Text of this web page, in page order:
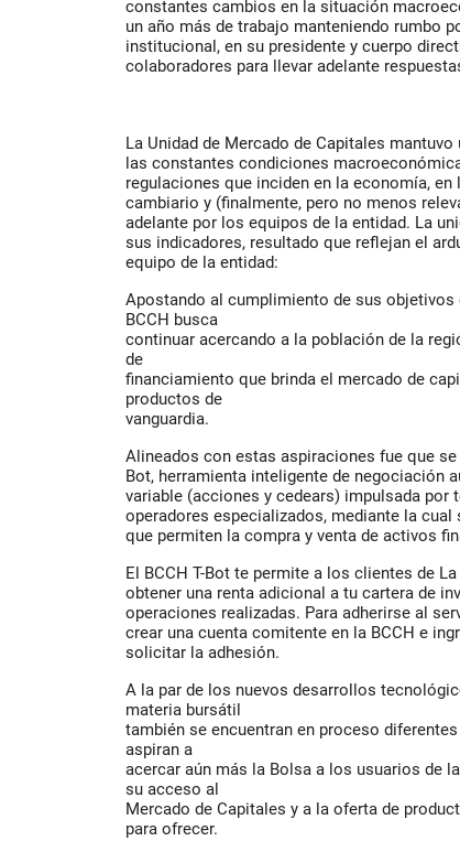
constantes cambios en la situación
un año más de trabajo manteniendo rumbo
institucional, en su presidente y cuerpo
colaboradores para llevar adelante
La Unidad de Mercado de Capitales
las constantes condiciones
regulaciones que inciden en la economía,
cambiario y (finalmente, pero no menos
adelante por los equipos de la entidad. La
sus indicadores, resultado que reflejan el
equipo de la entidad:
Apostando al cumplimiento de sus
BCCH busca
continuar acercando a la población de la
de
financiamiento que brinda el mercado de
productos de
vanguardia.
Alineados con estas aspiraciones fue que
Bot, herramienta inteligente de negociación
variable (acciones y cedears) impulsada
operadores especializados, mediante la
que permiten la compra y venta de activos
El BCCH T-Bot te permite a los clientes de
obtener una renta adicional a tu cartera de
operaciones realizadas. Para adherirse al
crear una cuenta comitente en la BCCH e
solicitar la adhesión.
A la par de los nuevos desarrollos
materia bursátil
también se encuentran en proceso
aspiran a
acercar aún más la Bolsa a los usuarios de
su acceso al
Mercado de Capitales y a la oferta de
para ofrecer.